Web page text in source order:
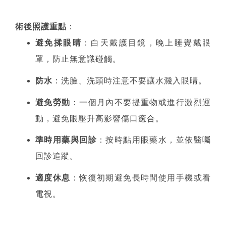
術後照護重點 ：
避免揉眼睛 ：白天戴護目鏡，晚上睡覺戴眼
罩，防止無意識碰觸。
防水 ：洗臉、洗頭時注意不要讓水濺入眼睛。
避免勞動 ：一個月內不要提重物或進行激烈運
動，避免眼壓升高影響傷口癒合。
準時用藥與回診：按時點用眼藥水，並依醫囑
回診追蹤。
適度休息 ：恢復初期避免長時間使用手機或看
電視。